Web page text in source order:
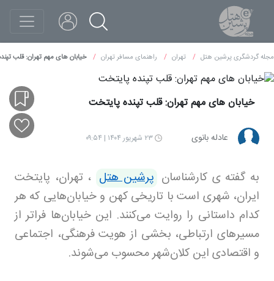
مجله گردشگری پرشین هتل تهران راهنمای مسافر تهران خیابان های مهم تهران: قلب
خیابان های مهم تهران: قلب تپنده پایتخت
عادله بانوی ۲۳ شهریور ۱۴۰۴ | ۰۹:۵۴
به گفته ی کارشناسان پرشین هتل ، تهران، پایتخت
ایران، شهری است با تاریخی کهن و خیابان‌هایی که هر
کدام داستانی را روایت می‌کنند. این خیابان‌ها فراتر از
مسیرهای ارتباطی، بخشی از هویت فرهنگی، اجتماعی
و اقتصادی این کلان‌شهر محسوب می‌شوند.